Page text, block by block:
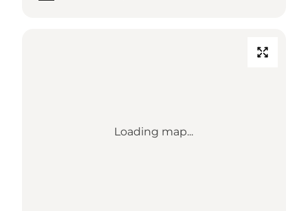
Loading map...